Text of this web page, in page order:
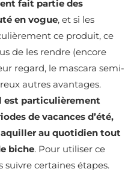
fait partie des
en vogue, et si les
ce produit, ce
de les rendre (encore
regard, le mascara semi-
autres avantages.
est particulièrement
de vacances d’été,
au quotidien tout
biche. Pour utiliser ce
suivre certaines étapes.